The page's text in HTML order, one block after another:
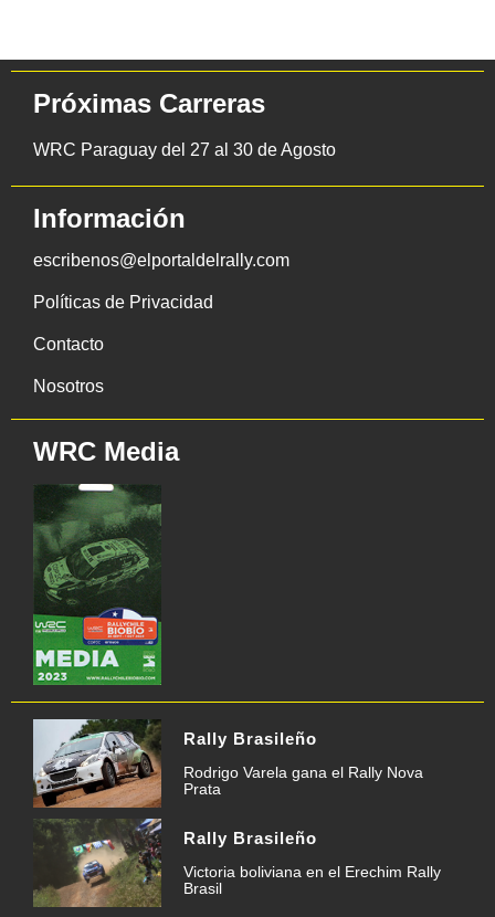
Rally Brasileño
Rodrigo Varela gana el Rally Nova
Prata
Rally Brasileño
Victoria boliviana en el Erechim Rally
Brasil
Próximas Carreras
WRC Paraguay del 27 al 30 de Agosto
Información
escribenos@elportaldelrally.com
Políticas de Privacidad
Contacto
Nosotros
WRC Media